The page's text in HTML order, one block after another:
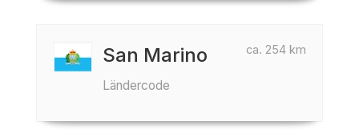
ca. 254 km
San Marino
Ländercode